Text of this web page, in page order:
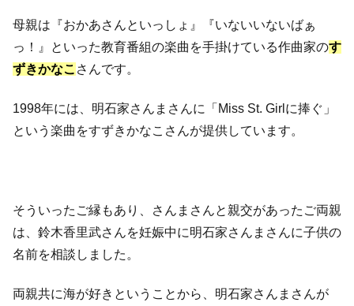
母親は『おかあさんといっしょ』『いないいないばぁ
っ！』といった教育番組の楽曲を手掛けている作曲家のす
ずきかなこ さんです。
1998年には、明石家さんまさんに「Miss St. Girlに捧ぐ」
という楽曲をすずきかなこさんが提供しています。
そういったご縁もあり、さんまさんと親交があったご両親
は、鈴木香里武さんを妊娠中に明石家さんまさんに子供の
名前を相談しました。
両親共に海が好きということから、明石家さんまさんが